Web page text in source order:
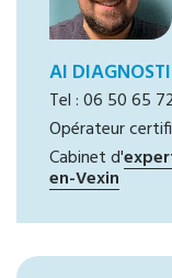
AI
Tel : 06 50 65
Opérateur
Cabinet d'
en-Vexin